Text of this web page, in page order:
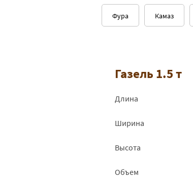
Камаз
Фура
Газель 1.5 т
Длина
Ширина
Высота
Объем